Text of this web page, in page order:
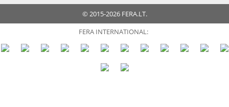
© 2015-2026 FERA.LT.
FERA INTERNATIONAL: